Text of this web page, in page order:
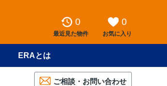
0
最近見た物件
0
お気に入り
ERAとは
ご相談・お問い合わせ